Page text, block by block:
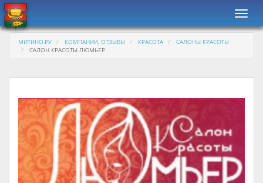
МИТИНО.РУ КОМПАНИИ, ОТЗЫВЫ КРАСОТА
САЛОНЫ КРАСОТЫ
САЛОН КРАСОТЫ ЛЮМЬЕР